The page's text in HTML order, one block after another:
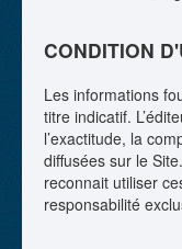
CONDITION
Les informations
titre indicatif.
l’exactitude, la
diffusées sur le
reconnait utiliser
responsabilité